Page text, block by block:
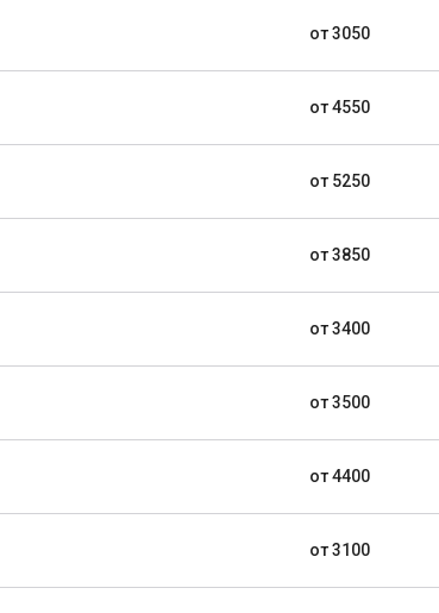
от 3050
от 4550
от 5250
от 3850
от 3400
от 3500
от 4400
от 3100